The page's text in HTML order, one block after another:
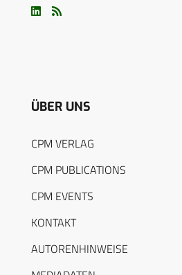
ÜBER UNS
CPM VERLAG
CPM PUBLICATIONS
CPM EVENTS
KONTAKT
AUTORENHINWEISE